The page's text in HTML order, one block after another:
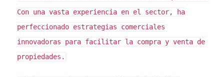
costo del alquiler. Esto puede incluir recibos de
Referencias Personales o Laborales
Con una vasta experiencia en el sector, ha
perfeccionado estrategias comerciales
innovadoras para facilitar la compra y venta de
propiedades.